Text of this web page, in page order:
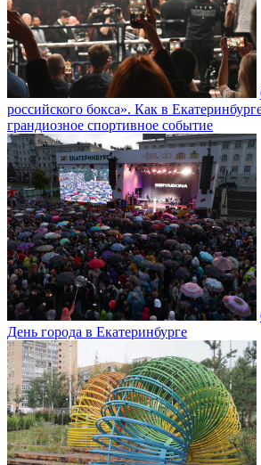
российского бокса». Как в
грандиозное спортивное событие
День города в Екатеринбурге